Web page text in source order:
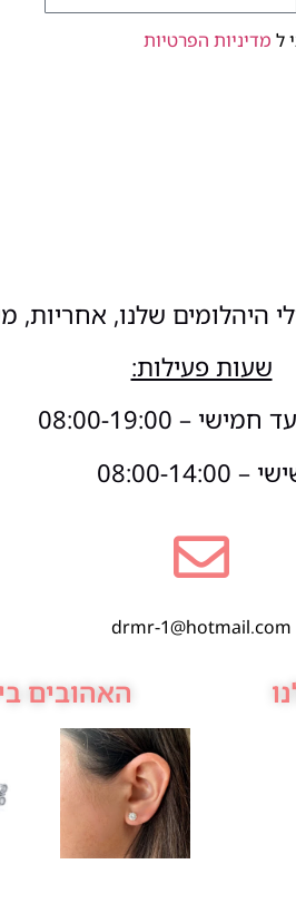
ל מדיניות הפרטיות
היהלומים שלנו,
שעות פעילות:
– 08:00-19:00
– 08:00-14:00
drmr-1@hotmail.com
האהובים